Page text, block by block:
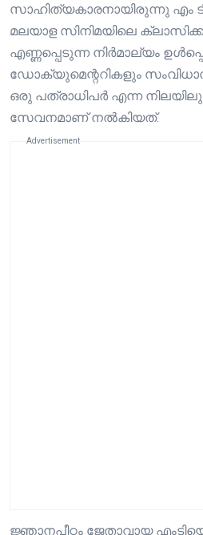
സാഹിത്യകാരനായിരുന്നു എം
മലയാള സിനിമയിലെ
എണ്ണപ്പെടുന്ന നിർമാല്യം
ഡോക്യുമെന്ററികളും
ഒരു പത്രാധിപർ എന്ന
സേവനമാണ് നൽകിയത്.
Advertisement
ജ്ഞാനപീഠം ജേതാവായ